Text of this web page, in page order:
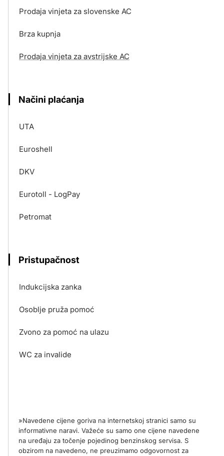
Prodaja vinjeta za slovenske AC
Brza kupnja
Prodaja vinjeta za avstrijske AC
Načini plaćanja
UTA
Euroshell
DKV
Eurotoll - LogPay
Petromat
Pristupačnost
Indukcijska zanka
Osoblje pruža pomoć
Zvono za pomoć na ulazu
WC za invalide
»Navedene cijene goriva na internetskoj stranici samo su
informativne naravi. Važeće su samo one cijene navedene
na uređaju za točenje pojedinog benzinskog servisa. S
obzirom na navedeno, ne preuzimamo odgovornost za